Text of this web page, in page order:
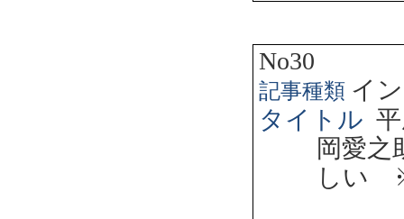
No30
記事種類 イ
タイトル
岡愛
しい